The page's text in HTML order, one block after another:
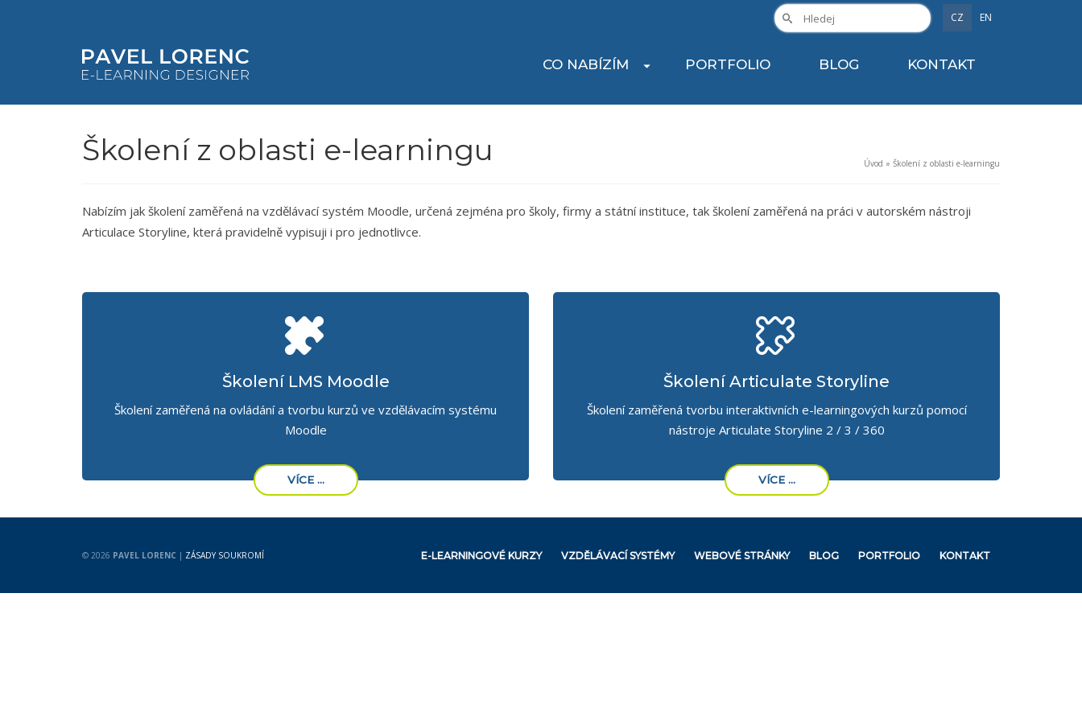
CZ EN
CO NABÍZÍM PORTFOLIO BLOG KONTAKT
Školení z oblasti e-learningu Úvod » Školení z oblasti e-learningu
Nabízím jak školení zaměřená na vzdělávací systém Moodle, určená zejména pro školy, firmy a státní instituce, tak školení zaměřená na práci v autorském nástroji
Articulace Storyline, která pravidelně vypisuji i pro jednotlivce.
Školení LMS Moodle
Školení zaměřená na ovládání a tvorbu kurzů ve vzdělávacím systému
Moodle
VÍCE ...
Školení Articulate Storyline
Školení zaměřená tvorbu interaktivních e-learningových kurzů pomocí
nástroje Articulate Storyline 2 / 3 / 360
VÍCE ...
E-LEARNINGOVÉ KURZY VZDĚLÁVACÍ SYSTÉMY WEBOVÉ STRÁNKY BLOG PORTFOLIO KONTAKT
© 2026 PAVEL LORENC | ZÁSADY SOUKROMÍ